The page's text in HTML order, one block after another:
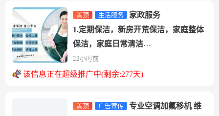
3. 准时上门、轻拿轻放，...
置顶 生活服务
家政服务
1.定期保洁，新房开荒保洁，家庭整体
保洁，家庭日常清洁
2、搬家，小时工、临时工
3、清洗吸烟机，燃气灶，洗衣机，
22小时前
该信息正在超级推广中(剩余:277天)
置顶 广告宣传
专业空调加氟移机 维